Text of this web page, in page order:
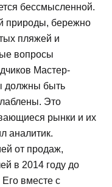
бессмысленной.
природы, бережно
пляжей и
вопросы
Мастер-
должны быть
Это
рынки и их
аналитик.
от продаж,
в 2014 году до
вместе с